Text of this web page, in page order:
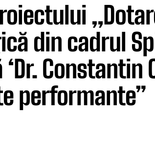
din cadrul
Constantin
performante”